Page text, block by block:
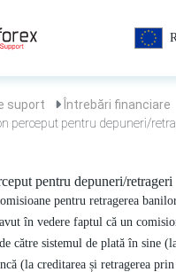
suport
Întrebări financiare
perceput pentru depuneri/
pentru depuneri/retrageri
pentru retragerea
în vedere faptul că un
către sistemul de plată în sine
(la creditarea și retragerea